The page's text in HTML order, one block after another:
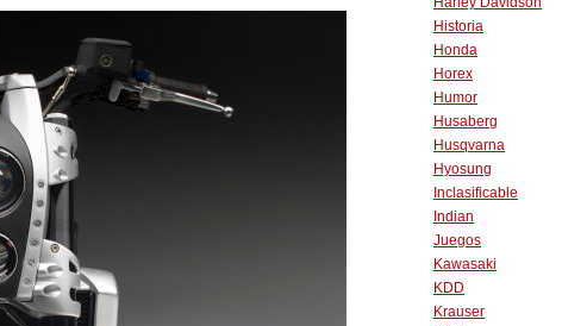
Historia
Honda
Horex
Humor
Husaberg
Husqvarna
Hyosung
Inclasificable
Indian
Juegos
Kawasaki
KDD
Krauser